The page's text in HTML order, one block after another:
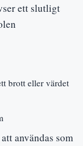
ett slutligt
brott eller värdet
användas som